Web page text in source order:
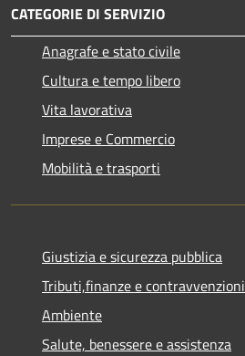
CATEGORIE DI SERVIZIO
Anagrafe e stato civile
Cultura e tempo libero
Vita lavorativa
Imprese e Commercio
Mobilità e trasporti
Giustizia e sicurezza pubblica
Tributi,finanze e contravvenzioni
Ambiente
Salute, benessere e assistenza